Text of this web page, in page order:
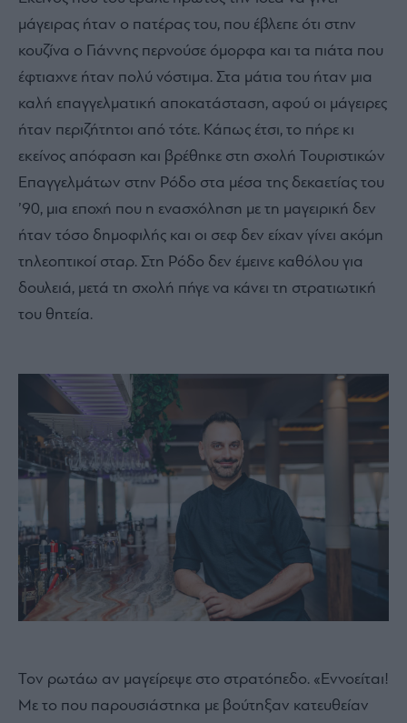
μάγειρας ήταν ο πατέρας του, που έβλεπε ότι στην
κουζίνα ο Γιάννης περνούσε όμορφα και τα πιάτα που
έφτιαχνε ήταν πολύ νόστιμα. Στα μάτια του ήταν μια
καλή επαγγελματική αποκατάσταση, αφού οι μάγειρες
ήταν περιζήτητοι από τότε. Κάπως έτσι, το πήρε κι
εκείνος απόφαση και βρέθηκε στη σχολή Τουριστικών
Επαγγελμάτων στην Ρόδο στα μέσα της δεκαετίας του
’90, μια εποχή που η ενασχόληση με τη μαγειρική δεν
ήταν τόσο δημοφιλής και οι σεφ δεν είχαν γίνει ακόμη
τηλεοπτικοί σταρ. Στη Ρόδο δεν έμεινε καθόλου για
δουλειά, μετά τη σχολή πήγε να κάνει τη στρατιωτική
του θητεία.
Τον ρωτάω αν μαγείρεψε στο στρατόπεδο. «Εννοείται!
Με το που παρουσιάστηκα με βούτηξαν κατευθείαν